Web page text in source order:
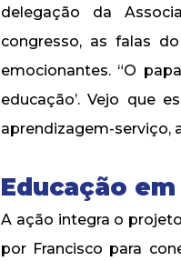
delegação da
congresso, as falas
emocionantes. “O
educação’. Vejo que
aprendizagem-serviço,
Educação
A ação integra o
por Francisco para